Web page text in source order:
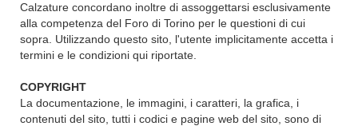
Calzature concordano inoltre di assoggettarsi esclusivamente
alla competenza del Foro di Torino per le questioni di cui
sopra. Utilizzando questo sito, l'utente implicitamente accetta i
termini e le condizioni qui riportate.
COPYRIGHT
La documentazione, le immagini, i caratteri, la grafica, i
contenuti del sito, tutti i codici e pagine web del sito, sono di